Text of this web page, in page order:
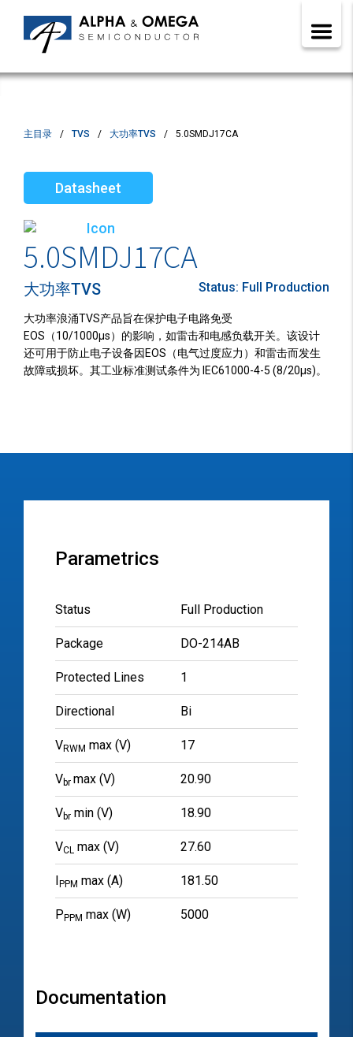
主目录 TVS 大功率TVS 5.0SMDJ17CA
Datasheet
5.0SMDJ17CA
大功率TVS Status: Full Production
大功率浪涌TVS产品旨在保护电子电路免受
EOS（10/1000µs）的影响，如雷击和电感负载开关。该设计
还可用于防止电子设备因EOS（电气过度应力）和雷击而发生
故障或损坏。其工业标准测试条件为 IEC61000-4-5 (8/20µs)。
Parametrics
Status Full Production
Package DO-214AB
Protected Lines 1
Directional Bi
VRWM max (V) 17
Vbr max (V) 20.90
Vbr min (V) 18.90
VCL max (V) 27.60
PPM max (A) 181.50
P PPM max (W) 5000
Documentation